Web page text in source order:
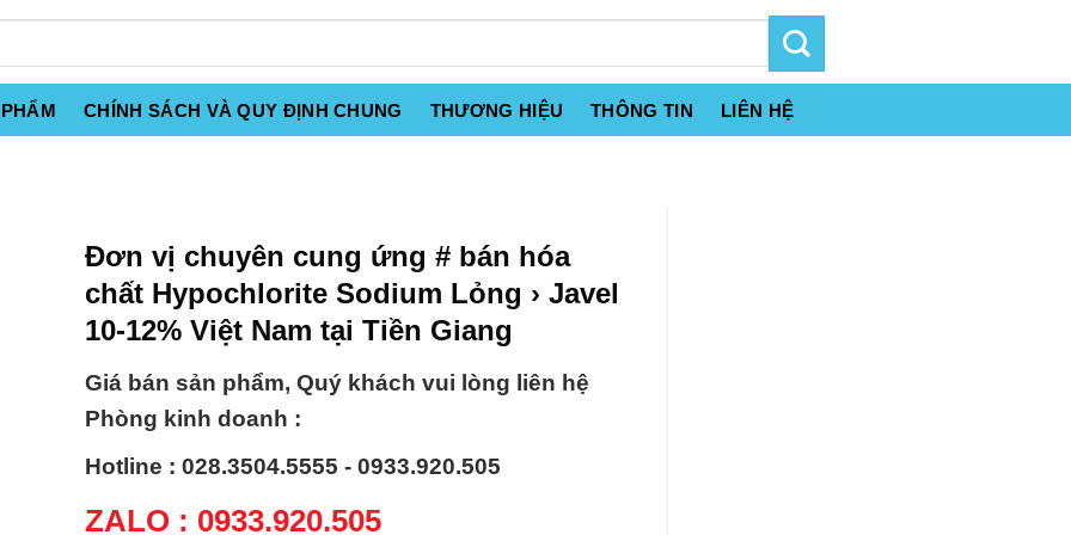
CHÍNH SÁCH VÀ QUY ĐỊNH CHUNG THƯƠNG HIỆU THÔNG TIN LIÊN HỆ
Đơn vị chuyên cung ứng # bán hóa
chất Hypochlorite Sodium Lỏng › Javel
10-12% Việt Nam tại Tiền Giang
Giá bán sản phẩm, Quý khách vui lòng liên hệ
Phòng kinh doanh :
Hotline : 028.3504.5555 - 0933.920.505
ZALO : 0933.920.505